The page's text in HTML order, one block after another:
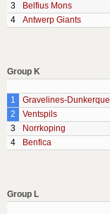
3
Belfius Mons
4
Antwerp Giants
Group K
1
Gravelines-Dunkerque
2
Ventspils
3
Norrkoping
4
Benfica
Group L